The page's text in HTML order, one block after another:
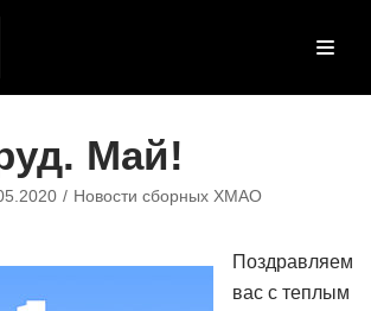
Май!
Новости сборных ХМАО
Поздравляем
вас с теплым